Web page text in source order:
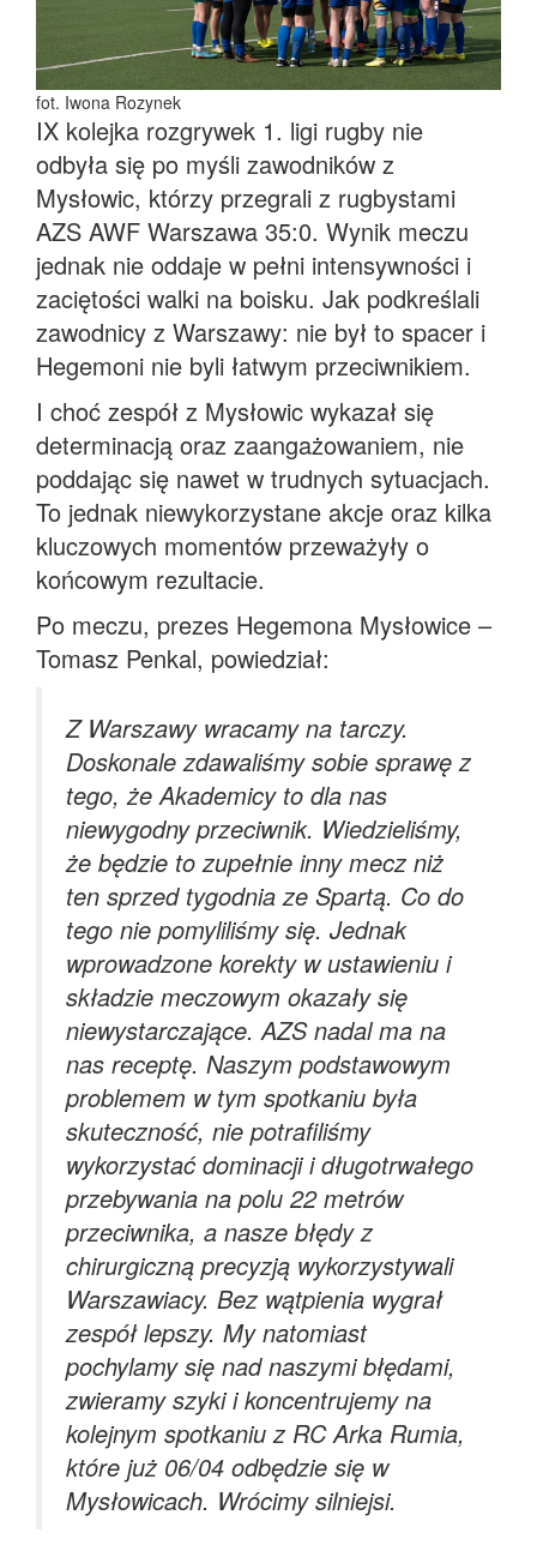
fot. Iwona Rozynek
IX kolejka rozgrywek 1. ligi rugby nie
odbyła się po myśli zawodników z
Mysłowic, którzy przegrali z rugbystami
AZS AWF Warszawa 35:0. Wynik meczu
jednak nie oddaje w pełni intensywności i
zaciętości walki na boisku. Jak podkreślali
zawodnicy z Warszawy: nie był to spacer i
Hegemoni nie byli łatwym przeciwnikiem.
I choć zespół z Mysłowic wykazał się
determinacją oraz zaangażowaniem, nie
poddając się nawet w trudnych sytuacjach.
To jednak niewykorzystane akcje oraz kilka
kluczowych momentów przeważyły o
końcowym rezultacie.
Po meczu, prezes Hegemona Mysłowice –
Tomasz Penkal, powiedział:
Z Warszawy wracamy na tarczy.
Doskonale zdawaliśmy sobie sprawę z
tego, że Akademicy to dla nas
niewygodny przeciwnik. Wiedzieliśmy,
że będzie to zupełnie inny mecz niż
ten sprzed tygodnia ze Spartą. Co do
tego nie pomyliliśmy się. Jednak
wprowadzone korekty w ustawieniu i
składzie meczowym okazały się
niewystarczające. AZS nadal ma na
nas receptę. Naszym podstawowym
problemem w tym spotkaniu była
skuteczność, nie potrafiliśmy
wykorzystać dominacji i długotrwałego
przebywania na polu 22 metrów
przeciwnika, a nasze błędy z
chirurgiczną precyzją wykorzystywali
Warszawiacy. Bez wątpienia wygrał
zespół lepszy. My natomiast
pochylamy się nad naszymi błędami,
zwieramy szyki i koncentrujemy na
kolejnym spotkaniu z RC Arka Rumia,
które już 06/04 odbędzie się w
Mysłowicach. Wrócimy silniejsi.